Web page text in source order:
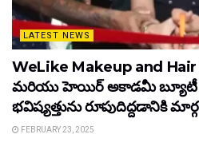
LATEST NEWS
WeLike Makeup and
మరియు హెయిర్ అకాడమీ బ్యూటీ
భవిష్యత్తును రూపుదిద్దడానికి
FEBRUARY 23, 2025